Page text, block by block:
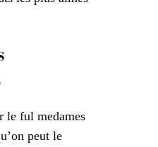
le ful medames
peut le